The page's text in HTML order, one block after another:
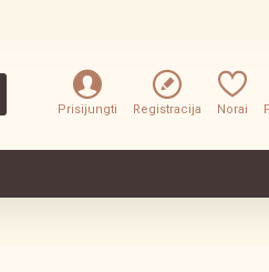
Prisijungti Registracija Norai